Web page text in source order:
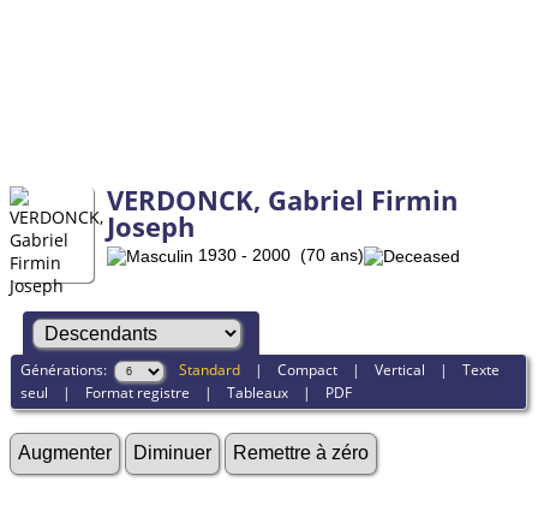
VERDONCK, Gabriel Firmin
Joseph
1930 - 2000 (70 ans)
Générations: Standard |Compact |Vertical |Texte
seul | Format registre |Tableaux | PDF
Augmenter Diminuer Remettre à zéro